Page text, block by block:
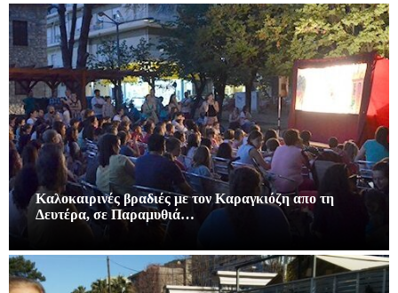
Καλοκαιρινές βραδιές με τον Καραγκιόζη απο τη
Δευτέρα, σε Παραμυθιά…